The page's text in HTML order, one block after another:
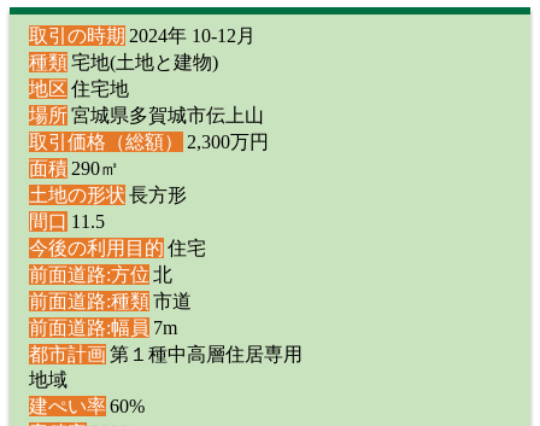
取引の時期 2024年 10-12月
種類 宅地(土地と建物)
地区 住宅地
場所宮城県多賀城市伝上山
取引価格（総額）
2,300万円
面積290㎡
土地の形状 長方形
間口 11.5
今後の利用目的 住宅
前面道路:方位 北
前面道路:種類 市道
前面道路:幅員 7m
都市計画 第１種中高層住居専用
地域
建ぺい率60%